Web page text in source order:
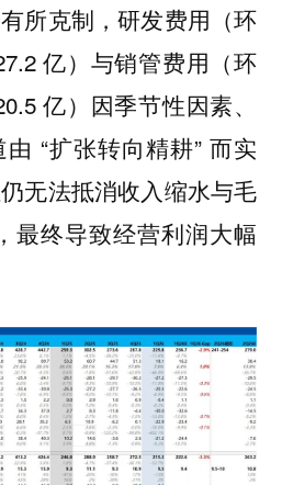
所克制，研发费用（环
亿）与销管费用（环
亿）因季节性因素、
“扩张转向精耕” 而实
无法抵消收入缩水与毛
最终导致经营利润大幅